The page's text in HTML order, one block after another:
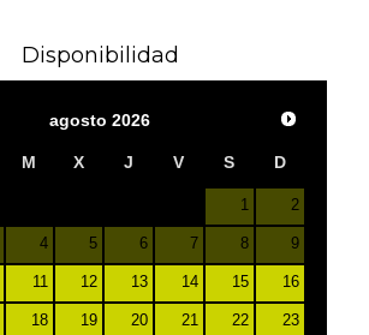
Disponibilidad
agosto 2026
M X J V S D
1 2
4 5 6 7 8 9
11 12 13 14 15 16
18 19 20 21 22 23